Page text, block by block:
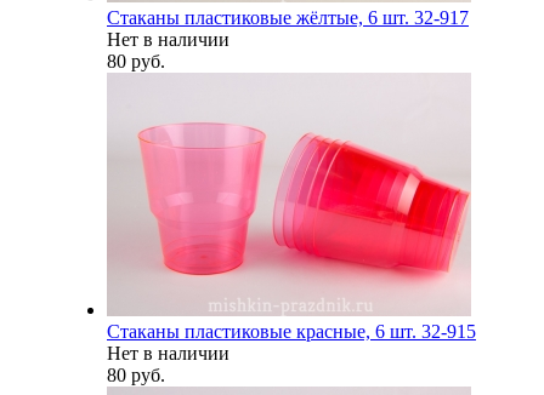
Стаканы пластиковые жёлтые, 6 шт. 32-917
Нет в наличии
80 руб.
Стаканы пластиковые красные, 6 шт. 32-915
Нет в наличии
80 руб.